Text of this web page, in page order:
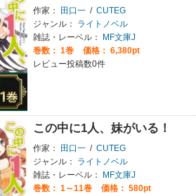
作家： 田口一 / CUTEG
ジャンル：
ライトノベル
雑誌・レーベル：
MF文庫J
巻数： 1巻
価格： 6,380pt
レビュー投稿数0件
この中に1人、妹がいる！
作家： 田口一 / CUTEG
ジャンル：
ライトノベル
雑誌・レーベル：
MF文庫J
巻数： 1～11巻
価格： 580pt